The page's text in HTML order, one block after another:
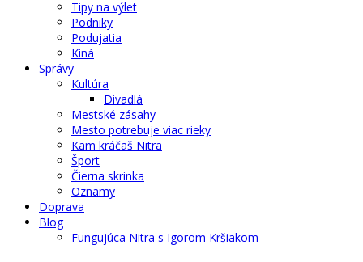
Tipy na výlet
Podniky
Podujatia
Kiná
Správy
Kultúra
Divadlá
Mestské zásahy
Mesto potrebuje viac rieky
Kam kráčaš Nitra
Šport
Čierna skrinka
Oznamy
Doprava
Blog
Fungujúca Nitra s Igorom Kršiakom